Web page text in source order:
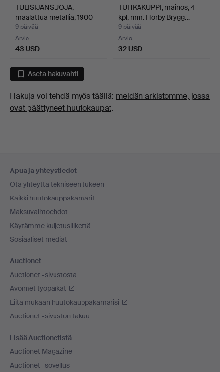
TULISIJANSUOJA,
maalattua metallia, 1900-
l…
9 päivää
Arvio
43 USD
TUHKAKUPPI, mainos, 4
kpl, mm. Hörby Brygg…
9 päivää
Arvio
32 USD
Aseta hakuvahti
Hakuja voi tehdä myös täällä: meidän arkistomme, jossa
ovat päättyneet huutokaupat.
Apua ja yhteystiedot
Ota yhteyttä tekniseen tukeen
Kaikki huutokauppakamarit
Maksuvaihtoehdot
Käytämme kuljetusliikettä
Sosiaaliset mediat
Auctionet
Auctionet -sivustosta
Avoimet työpaikat
Liitä mukaan huutokauppakamarisi
Auctionet -sivuston takuu
Lisää Auctionetistä
Auctionet Magazine
Auctionet -sovellus